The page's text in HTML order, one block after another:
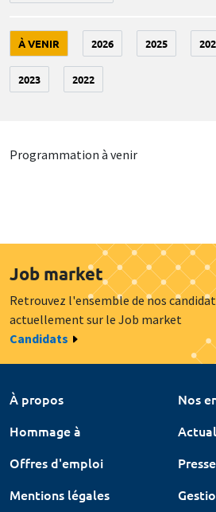
À VENIR 2026 2025
2023 2022
Programmation à venir
Job market
Retrouvez l'ensemble de nos
actuellement sur le Job market
Candidats
À propos
Nos
Hommage à
Offres d'emploi
Presse
Mentions légales